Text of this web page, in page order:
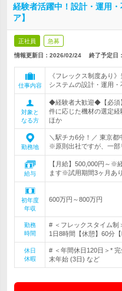
経験者活躍中！設計・運用
ア】
正社員 急募
情報更新日：2026/02/24 終了予定日：
仕事内容
《フレックス制度あり
システムの設計・運用・
対象と
なる方
◆経験者大歓迎◆【必須
件に応じた機材の選定
ほか
勤務地
＼駅チカ6分！／ 東京
※原則出社ですが、一部
給与
【月給】500,000円～※
ます※試用期間3ヶ月あ
初年度
年収
600万円～800万円
勤務
時間
# ＜フレックスタイム
1日8時間【休憩】60分
休日
休暇
# ＜年間休日120日＞*
末年始 (3日) など